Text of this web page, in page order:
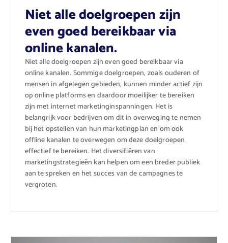
Niet alle doelgroepen zijn
even goed bereikbaar via
online kanalen.
Niet alle doelgroepen zijn even goed bereikbaar via
online kanalen. Sommige doelgroepen, zoals ouderen of
mensen in afgelegen gebieden, kunnen minder actief zijn
op online platforms en daardoor moeilijker te bereiken
zijn met internet marketinginspanningen. Het is
belangrijk voor bedrijven om dit in overweging te nemen
bij het opstellen van hun marketingplan en om ook
offline kanalen te overwegen om deze doelgroepen
effectief te bereiken. Het diversifiëren van
marketingstrategieën kan helpen om een breder publiek
aan te spreken en het succes van de campagnes te
vergroten.